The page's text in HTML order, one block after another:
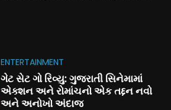
ENTERTAINMENT
ગેટ સેટ ગો રિવ્યુ: ગુજરાતી સિનેમામાં
એક્શન અને રોમાંચનો એક તદ્દન નવો
અને અનોખો અંદાજ